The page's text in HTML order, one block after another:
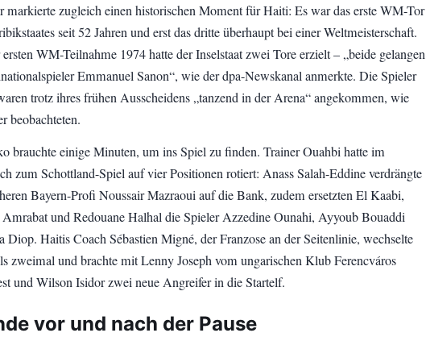
markierte zugleich einen historischen Moment für Haiti: Es war das erste WM-Tor
seit 52 Jahren und erst das dritte überhaupt bei einer Weltmeisterschaft.
WM-Teilnahme 1974 hatte der Inselstaat zwei Tore erzielt – „beide gelangen
Emmanuel Sanon“, wie der dpa-Newskanal anmerkte. Die Spieler
trotz ihres frühen Ausscheidens „tanzend in der Arena“ angekommen, wie
beobachteten.
brauchte einige Minuten, um ins Spiel zu finden. Trainer Ouahbi hatte im
zum Schottland-Spiel auf vier Positionen rotiert: Anass Salah-Eddine verdrängte
Bayern-Profi Noussair Mazraoui auf die Bank, zudem ersetzten El Kaabi,
und Redouane Halhal die Spieler Azzedine Ounahi, Ayyoub Bouaddi
Diop. Haitis Coach Sébastien Migné, der Franzose an der Seitenlinie, wechselte
zweimal und brachte mit Lenny Joseph vom ungarischen Klub Ferencváros
und Wilson Isidor zwei neue Angreifer in die Startelf.
vor und nach der Pause